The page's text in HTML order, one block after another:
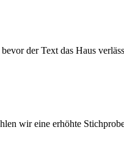
der Text das Haus
wir eine erhöhte